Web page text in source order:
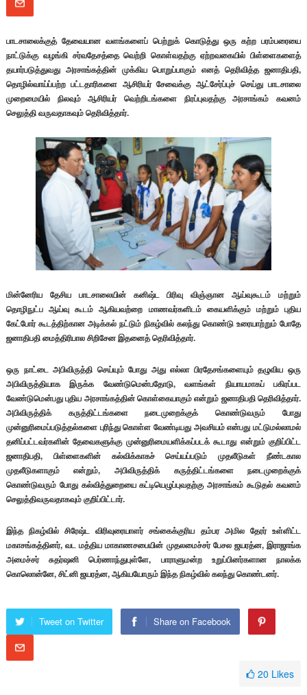
பாடசாலைக்குத் தேவையான வளங்களைப் பெற்றுக் கொடுத்து ஒரு கற்ற பரம்பரையை
நாட்டுக்கு வழங்கி சர்வதேசத்தை வெற்றி கொள்வதற்கு ஏற்றவகையில் பிள்ளைகளைத்
தயார்படுத்துவது அரசாங்கத்தின் முக்கிய பொறுப்பாகும் எனத் தெரிவித்த ஜனாதிபதி,
தொழில்வாய்ப்பற்ற பட்டதாரிகளை ஆசிரியர் சேவைக்கு ஆட்சேர்ப்புச் செய்து பாடசாலை
முறைமையில் நிலவும் ஆசிரியர் வெற்றிடங்களை நிரப்புவதற்கு அரசாங்கம் கவனம்
செலுத்தி வருவதாகவும் தெரிவித்தார்.
மின்னேரிய தேசிய பாடசாலையின் கனிஷ்ட பிரிவு விஞ்ஞான ஆய்வுகூடம் மற்றும்
தொழிநுட்ப ஆய்வு கூடம் ஆகியவற்றை மாணவர்களிடம் கையளிக்கும் மற்றும் புதிய
கேட்போர் கூடத்திற்கான அடிக்கல் நட்டும் நிகழ்வில் கலந்து கொண்டு உரையாற்றும் போதே
ஜனாதிபதி மைத்திரிபால சிறிசேன இதனைத் தெரிவித்தார்.
ஒரு நாட்டை அபிவிருத்தி செய்யும் போது அது எல்லா பிரதேசங்களையும் தழுவிய ஒரு
அபிவிருத்தியாக இருக்க வேண்டுமென்பதோடு, வளங்கள் நியாயமாகப் பகிரப்பட
வேண்டுமென்பது புதிய அரசாங்கத்தின் கொள்கையாகும் என்றும் ஜனாதிபதி தெரிவித்தார்.
அபிவிருத்திக் கருத்திட்டங்களை நடைமுறைக்குக் கொண்டுவரும் போது
முன்னுரிமைப்படுத்தல்களை புரிந்து கொள்ள வேண்டியது அவசியம் என்பது மட்டுமல்லாமல்
தனிப்பட்டவர்களின் தேவைகளுக்கு முன்னுரிமையளிக்கப்படக் கூடாது என்றும் குறிப்பிட்ட
ஜனாதிபதி, பிள்ளைகளின் கல்விக்காகச் செய்யப்படும் முதலீடுகள் நீண்டகால
முதலீடுகளாகும் என்றும், அபிவிருத்திக் கருத்திட்டங்களை நடைமுறைக்குக்
கொண்டுவரும் போது கல்வித்துறையை கட்டியெழுப்புவதற்கு அரசாங்கம் கூடுதல் கவனம்
செலுத்திவருவதாகவும் குறிப்பிட்டார்.
இந்த நிகழ்வில் சிரேஷ்ட விரிவுரையாளர் சங்கைக்குரிய தம்பர அமில தேரர் உள்ளிட்ட
மகாசங்கத்தினர், வட மத்திய மாகாணசபையின் முதலமைச்சர் பேசல ஜயரத்ன, இராஜாங்க
அமைச்சர் சுதர்ஷனி பெர்ணாந்துபுள்ளே, பாராளுமன்ற உறுப்பினர்களான நாலக்க
கொலொன்னே, சிட்னி ஜயரத்ன, ஆகியயோரும் இந்த நிகழ்வில் கலந்து கொண்டனர்.
Tweet on Twitter Share on Facebook
20 Likes